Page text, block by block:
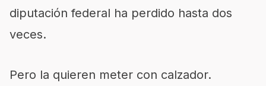
diputación federal ha perdido hasta dos
veces.
Pero la quieren meter con calzador.